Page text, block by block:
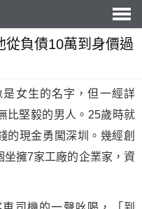
導
從負債10萬到身價過
女生的名字，但一經詳
比堅毅的男人。25歲時就
的現金勇闖深圳。幾經創
坐擁7家工廠的企業家，資